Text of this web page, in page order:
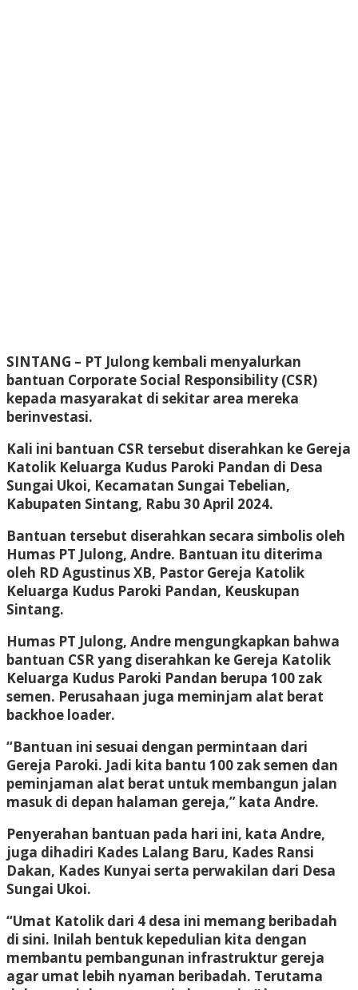
SINTANG – PT Julong kembali menyalurkan
bantuan Corporate Social Responsibility (CSR)
kepada masyarakat di sekitar area mereka
berinvestasi.
Kali ini bantuan CSR tersebut diserahkan ke Gereja
Katolik Keluarga Kudus Paroki Pandan di Desa
Sungai Ukoi, Kecamatan Sungai Tebelian,
Kabupaten Sintang, Rabu 30 April 2024.
Bantuan tersebut diserahkan secara simbolis oleh
Humas PT Julong, Andre. Bantuan itu diterima
oleh RD Agustinus XB, Pastor Gereja Katolik
Keluarga Kudus Paroki Pandan, Keuskupan
Sintang.
Humas PT Julong, Andre mengungkapkan bahwa
bantuan CSR yang diserahkan ke Gereja Katolik
Keluarga Kudus Paroki Pandan berupa 100 zak
semen. Perusahaan juga meminjam alat berat
backhoe loader.
“Bantuan ini sesuai dengan permintaan dari
Gereja Paroki. Jadi kita bantu 100 zak semen dan
peminjaman alat berat untuk membangun jalan
masuk di depan halaman gereja,” kata Andre.
Penyerahan bantuan pada hari ini, kata Andre,
juga dihadiri Kades Lalang Baru, Kades Ransi
Dakan, Kades Kunyai serta perwakilan dari Desa
Sungai Ukoi.
“Umat Katolik dari 4 desa ini memang beribadah
di sini. Inilah bentuk kepedulian kita dengan
membantu pembangunan infrastruktur gereja
agar umat lebih nyaman beribadah. Terutama